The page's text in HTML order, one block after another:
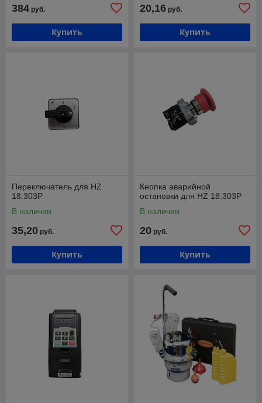
384 руб.
Купить
20,16 руб.
Купить
Переключатель для HZ
18.303P
В наличии
35,20 руб.
Купить
Кнопка аварийной
остановки для HZ 18.303P
В наличии
20 руб.
Купить